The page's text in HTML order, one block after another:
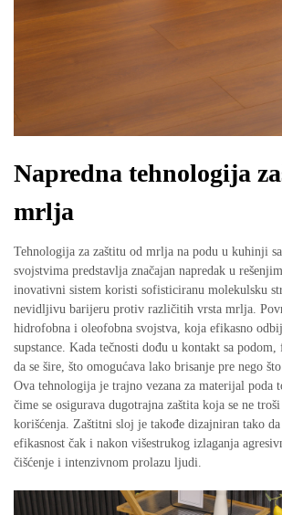
Napredna tehnologija
mrlja
Tehnologija za zaštitu od mrlja na podu u kuhinji
svojstvima predstavlja značajan napredak u
inovativni sistem koristi sofisticiranu molekulsku
nevidljivu barijeru protiv različitih vrsta mrlja.
hidrofobna i oleofobna svojstva, koja efikasno
supstance. Kada tečnosti dođu u kontakt sa
da se šire, što omogućava lako brisanje pre nego
Ova tehnologija je trajno vezana za materijal poda
čime se osigurava dugotrajna zaštita koja se ne
korišćenja. Zaštitni sloj je takođe dizajniran tako
efikasnost čak i nakon višestrukog izlaganja
čišćenje i intenzivnom prolazu ljudi.